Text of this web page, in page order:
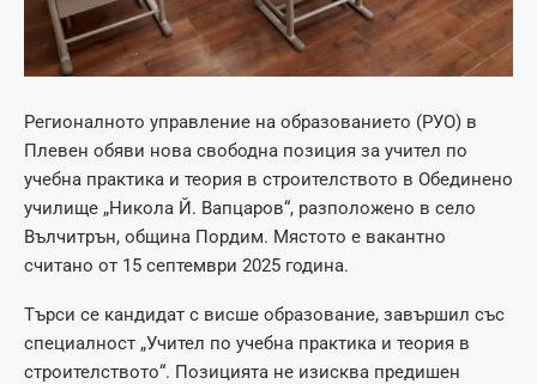
Регионалното управление на образованието (РУО) в
Плевен обяви нова свободна позиция за учител по
учебна практика и теория в строителството в Обединено
училище „Никола Й. Вапцаров“, разположено в село
Вълчитрън, община Пордим. Мястото е вакантно
считано от 15 септември 2025 година.
Търси се кандидат с висше образование, завършил със
специалност „Учител по учебна практика и теория в
строителството“. Позицията не изисква предишен